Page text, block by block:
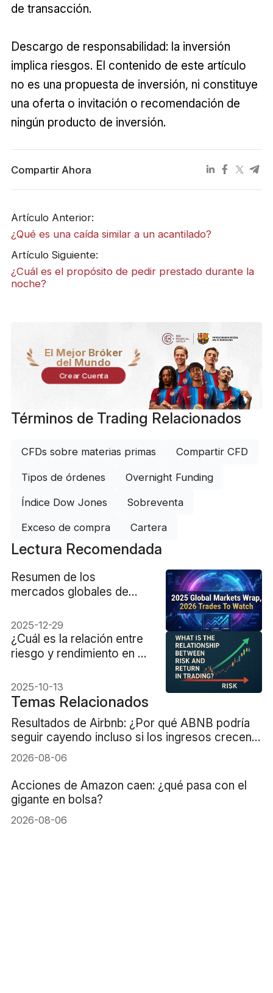
de transacción.
Descargo de responsabilidad: la inversión
implica riesgos. El contenido de este artículo
no es una propuesta de inversión, ni constituye
una oferta o invitación o recomendación de
ningún producto de inversión.
Compartir Ahora
Artículo Anterior:
¿Qué es una caída similar a un acantilado?
Artículo Siguiente:
¿Cuál es el propósito de pedir prestado durante la
noche?
El Mejor Bróker
del Mundo
Crear Cuenta
Términos de Trading Relacionados
CFDs sobre materias primas Compartir CFD
Tipos de órdenes Overnight Funding
Índice Dow Jones Sobreventa
Exceso de compra Cartera
Lectura Recomendada
Resumen de los
mercados globales de
tener en cuenta en 2026
2025-12-29
¿Cuál es la relación entre
riesgo y rendimiento en el
2025-10-13
Temas Relacionados
Resultados de Airbnb: ¿Por qué ABNB podría
seguir cayendo incluso si los ingresos crecen
un 16%?
2026-08-06
Acciones de Amazon caen: ¿qué pasa con el
gigante en bolsa?
2026-08-06